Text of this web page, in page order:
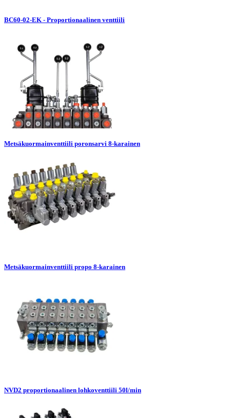
BC60-02-EK - Proportionaalinen venttiili
Metsäkuormainventtiili poronsarvi 8-karainen
Metsäkuormainventtiili propo 8-karainen
NVD2 proportionaalinen lohkoventtiili 50l/min